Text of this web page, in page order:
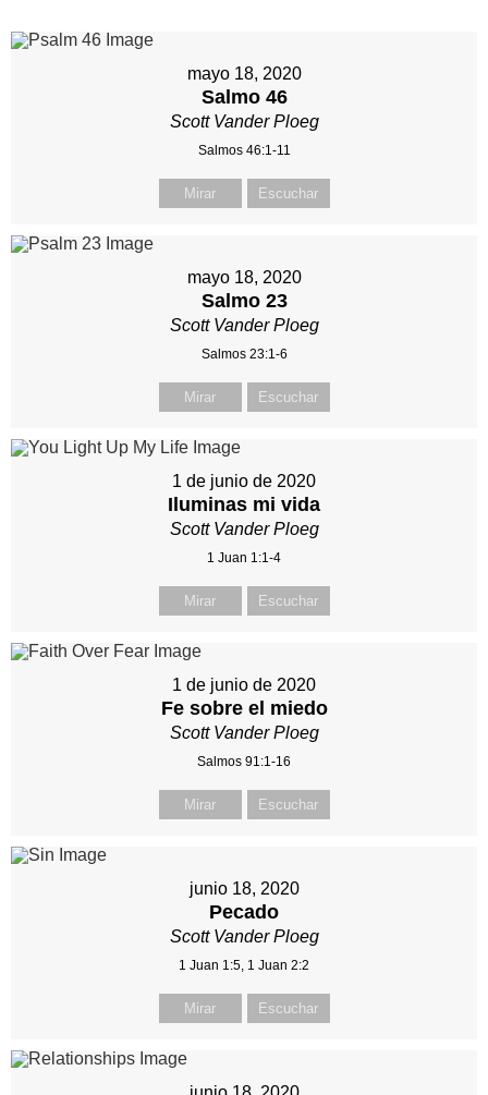
mayo 18, 2020
Salmo 46
Scott Vander Ploeg
Salmos 46:1-11
Mirar Escuchar
mayo 18, 2020
Salmo 23
Scott Vander Ploeg
Salmos 23:1-6
Mirar Escuchar
1 de junio de 2020
Iluminas mi vida
Scott Vander Ploeg
1 Juan 1:1-4
Mirar Escuchar
1 de junio de 2020
Fe sobre el miedo
Scott Vander Ploeg
Salmos 91:1-16
Mirar Escuchar
junio 18, 2020
Pecado
Scott Vander Ploeg
1 Juan 1:5, 1 Juan 2:2
Mirar Escuchar